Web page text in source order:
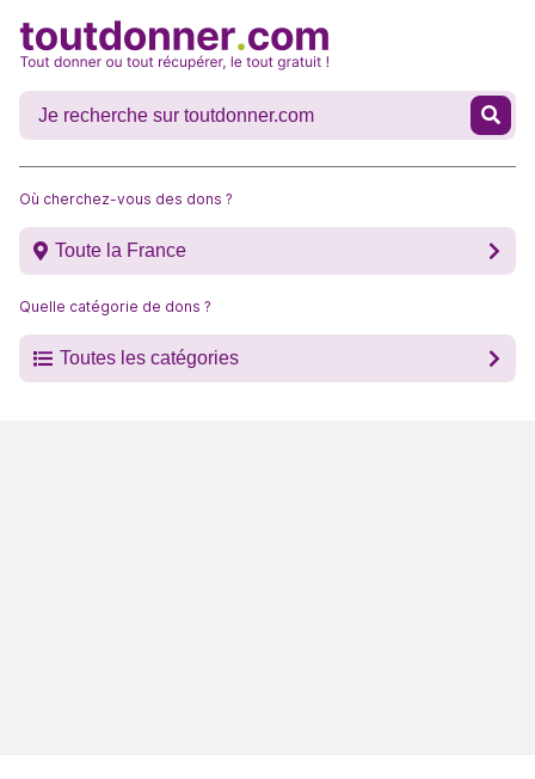
Où cherchez-vous des dons ?
Toute la France
Quelle catégorie de dons ?
Toutes les catégories